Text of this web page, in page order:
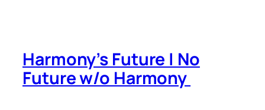
Harmony’s Future | No
Future w/o Harmony